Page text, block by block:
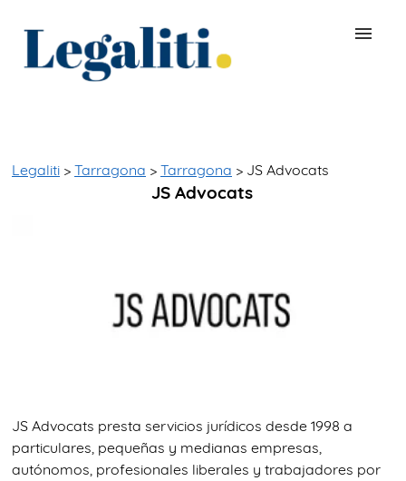
Legaliti > Tarragona > Tarragona > JS Advocats
JS Advocats
JS Advocats presta servicios jurídicos desde 1998 a
particulares, pequeñas y medianas empresas,
autónomos, profesionales liberales y trabajadores por